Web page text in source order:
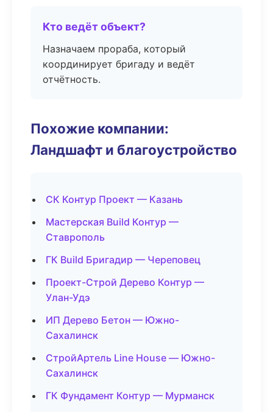
Кто ведёт объект?
Назначаем прораба, который
координирует бригаду и ведёт
отчётность.
Похожие компании:
Ландшафт и благоустройство
СК Контур Проект — Казань
Мастерская Build Контур —
Ставрополь
ГК Build Бригадир — Череповец
Проект-Строй Дерево Контур —
Улан-Удэ
ИП Дерево Бетон — Южно-
Сахалинск
СтройАртель Line House — Южно-
Сахалинск
ГК Фундамент Контур — Мурманск